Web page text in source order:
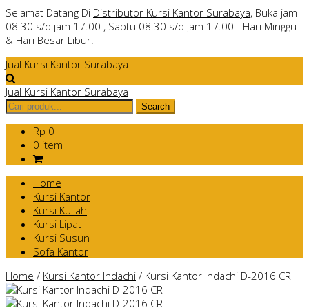
Selamat Datang Di Distributor Kursi Kantor Surabaya, Buka jam
08.30 s/d jam 17.00 , Sabtu 08.30 s/d jam 17.00 - Hari Minggu
& Hari Besar Libur.
Jual Kursi Kantor Surabaya
Jual Kursi Kantor Surabaya
Rp 0
0 item
Home
Kursi Kantor
Kursi Kuliah
Kursi Lipat
Kursi Susun
Sofa Kantor
Home / Kursi Kantor Indachi / Kursi Kantor Indachi D-2016 CR